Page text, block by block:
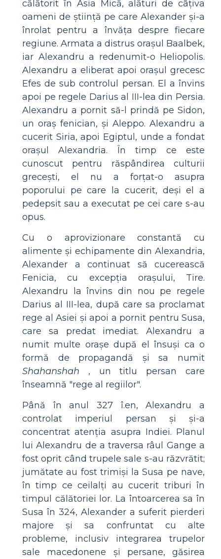
călătorit în Asia Mică, alături de câțiva
oameni de știință pe care Alexander și-a
înrolat pentru a învăța despre fiecare
regiune. Armata a distrus orașul Baalbek,
iar Alexandru a redenumit-o Heliopolis.
Alexandru a eliberat apoi orașul grecesc
Efes de sub controlul persan. El a învins
apoi pe regele Darius al III-lea din Persia.
Alexandru a pornit să-l prindă pe Sidon,
un oraș fenician, și Aleppo. Alexandru a
cucerit Siria, apoi Egiptul, unde a fondat
orașul Alexandria. În timp ce este
cunoscut pentru răspândirea culturii
grecești, el nu a forțat-o asupra
poporului pe care la cucerit, deși el a
pedepsit sau a executat pe cei care s-au
opus.
Cu o aprovizionare constantă cu
alimente și echipamente din Alexandria,
Alexander a continuat să cucerească
Fenicia, cu excepția orașului, Tire.
Alexandru la învins din nou pe regele
Darius al III-lea, după care sa proclamat
rege al Asiei și apoi a pornit pentru Susa,
care sa predat imediat. Alexandru a
numit multe orașe după el însuși ca o
formă de propagandă și sa numit
Shahanshah , un titlu persan care
înseamnă "rege al regiilor".
Până în anul 327 î.en, Alexandru a
controlat imperiul persan și și-a
concentrat atenția asupra Indiei. Planul
lui Alexandru de a traversa râul Gange a
fost oprit când trupele sale s-au răzvrătit;
jumătate au fost trimiși la Susa pe nave,
în timp ce ceilalți au cucerit triburi în
timpul călătoriei lor. La întoarcerea sa în
Susa în 324, Alexander a suferit pierderi
majore și sa confruntat cu alte
probleme, inclusiv integrarea trupelor
sale macedonene și persane, găsirea